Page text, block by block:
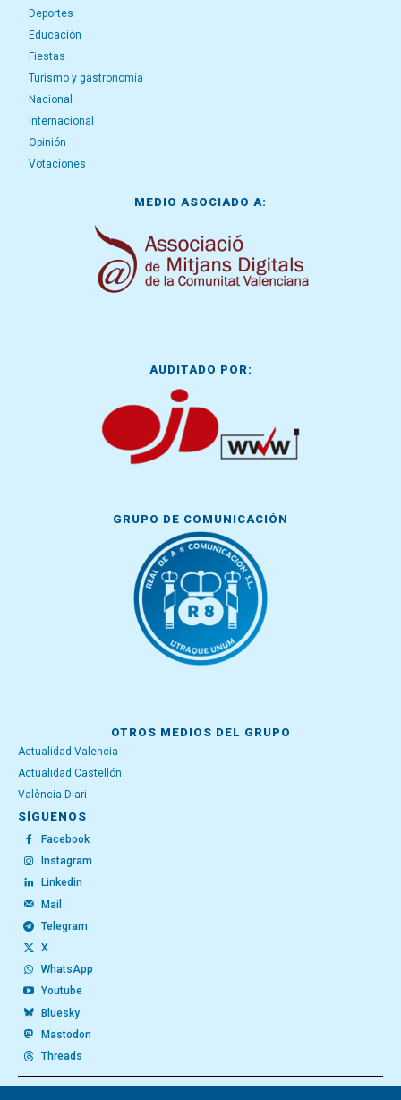
Deportes
Educación
Fiestas
Turismo y gastronomía
Nacional
Internacional
Opinión
Votaciones
MEDIO ASOCIADO A:
AUDITADO POR:
GRUPO DE COMUNICACIÓN
OTROS MEDIOS DEL GRUPO
Actualidad Valencia
Actualidad Castellón
València Diari
SÍGUENOS
Facebook
Instagram
Linkedin
Mail
Telegram
X
WhatsApp
Youtube
Bluesky
Mastodon
Threads